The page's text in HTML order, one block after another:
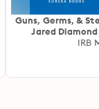
Guns, Germs, &
Jared Diamond
Takeaways,
Human
IRB